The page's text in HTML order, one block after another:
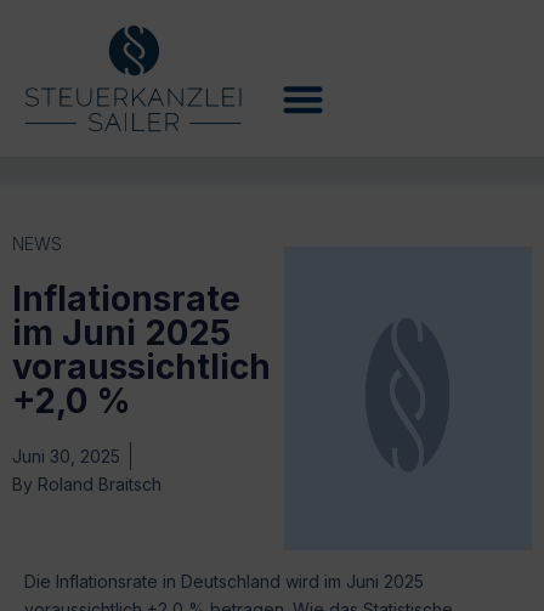
NEWS
Inflationsrate
im Juni 2025
voraussichtlich
+2,0 %
Juni 30, 2025
By Roland Braitsch
Die Inflationsrate in Deutschland wird im Juni 2025